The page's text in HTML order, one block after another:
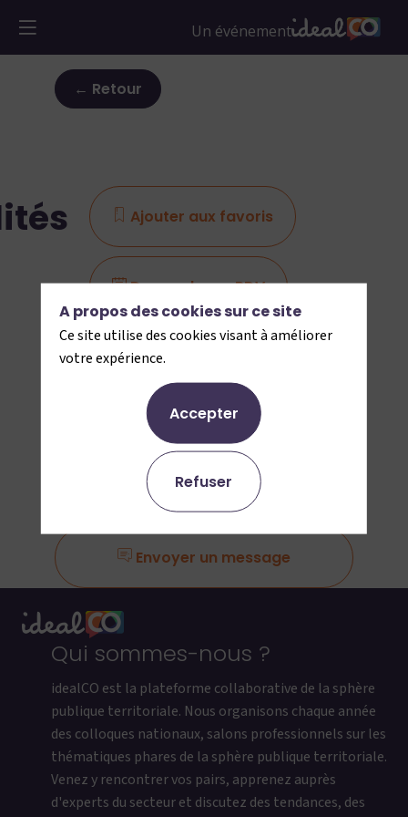
← Retour
Ajouter aux favoris
Demander un RDV
Envoyer un message
Ajouter aux favoris
Demander un RDV
Envoyer un message
Qui sommes-nous ?
idealCO est la plateforme collaborative de la sphère
publique territoriale. Nous organisons chaque année
des colloques nationaux, salons professionnels sur les
thématiques phares de la sphère publique territoriale.
Venez y rencontrer vos pairs, apprenez auprès
d'experts du secteur et discutez des tendances, des
A propos des cookies sur ce site
Ce site utilise des cookies visant à améliorer
votre expérience.
Accepter
Refuser